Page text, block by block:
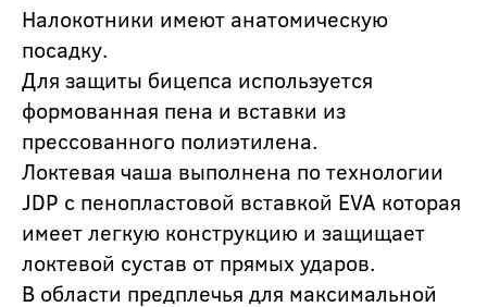
Налокотники имеют анатомическую
посадку.
Для защиты бицепса используется
формованная пена и вставки из
прессованного полиэтилена.
Локтевая чаша выполнена по технологии
JDP с пенопластовой вставкой EVA которая
имеет легкую конструкцию и защищает
локтевой сустав от прямых ударов.
В области предплечья для максимальной